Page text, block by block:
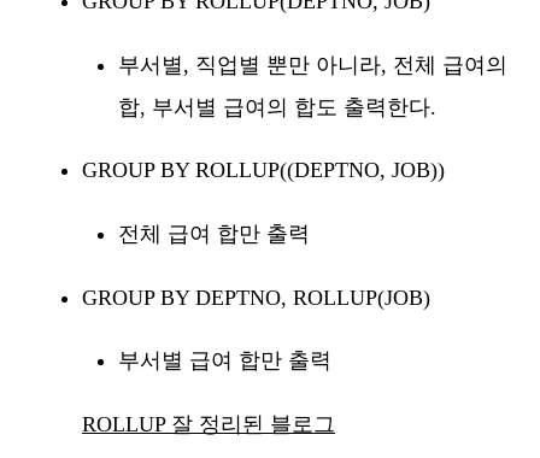
부서별, 직업별 뿐만 아니라, 전체 급여의
합, 부서별 급여의 합도 출력한다.
GROUP BY ROLLUP((DEPTNO, JOB))
전체 급여 합만 출력
GROUP BY DEPTNO, ROLLUP(JOB)
부서별 급여 합만 출력
ROLLUP 잘 정리된 블로그